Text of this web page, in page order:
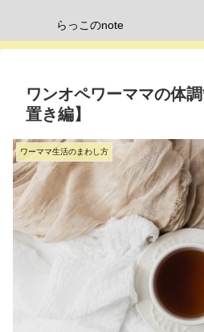
らっこのnote
ワンオペワーママの体
置き編】
ワーママ生活のまわし方